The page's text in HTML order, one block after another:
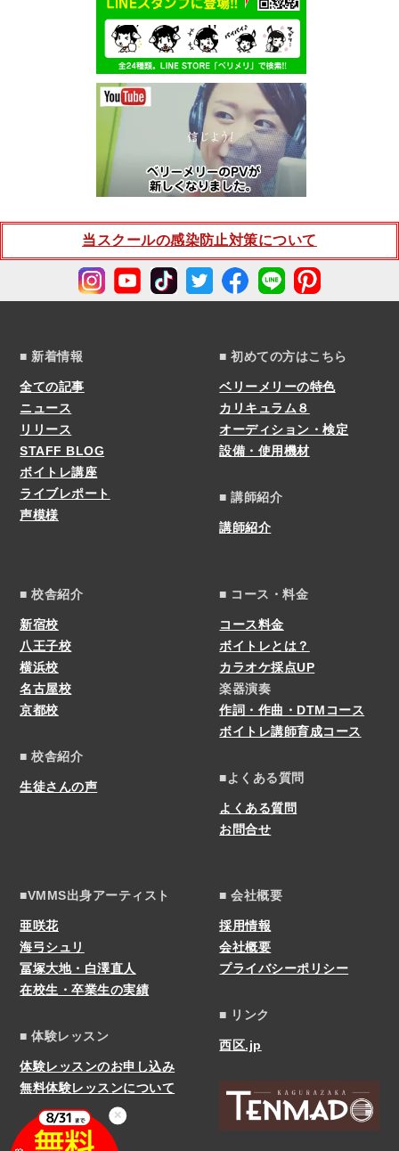
当スクールの感染防止対策について
■ 新着情報
全ての記事
ニュース
リリース
STAFF BLOG
ボイトレ講座
ライブレポート
声模様
■ 初めての方はこちら
ベリーメリーの特色
カリキュラム８
オーディション・検定
設備・使用機材
■ 講師紹介
講師紹介
■ 校舎紹介
新宿校
八王子校
横浜校
名古屋校
京都校
■ 校舎紹介
生徒さんの声
■ コース・料金
コース料金
ボイトレとは？
カラオケ採点UP
楽器演奏
作詞・作曲・DTMコース
ボイトレ講師育成コース
■よくある質問
よくある質問
お問合せ
■VMMS出身アーティスト
亜咲花
海弓シュリ
冨塚大地・白澤直人
在校生・卒業生の実績
■ 体験レッスン
体験レッスンのお申し込み
無料体験レッスンについて
■ 会社概要
採用情報
会社概要
プライバシーポリシー
■ リンク
西区.jp
✕